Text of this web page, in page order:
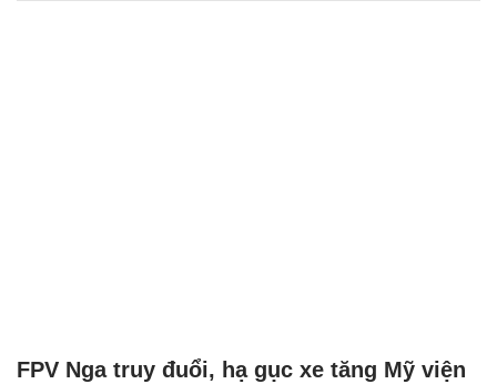
FPV Nga truy đuổi, hạ gục xe tăng Mỹ viện